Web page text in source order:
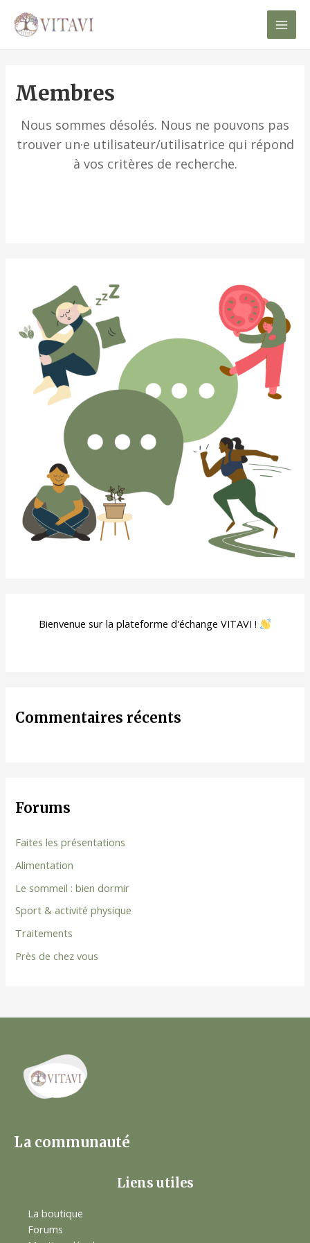
Main
Membres
Nous sommes désolés. Nous ne pouvons pas
trouver un·e utilisateur/utilisatrice qui répond
à vos critères de recherche.
Bienvenue sur la plateforme d'échange VITAVI !
Commentaires récents
Forums
Faites les présentations
Alimentation
Le sommeil : bien dormir
Sport & activité physique
Traitements
Près de chez vous
La communauté
Liens utiles
La boutique
Forums